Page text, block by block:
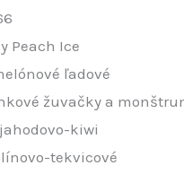
Peach Ice
ľadové
žuvačky a
kiwi
tekvicové